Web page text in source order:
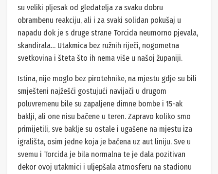
su veliki pljesak od gledatelja za svaku dobru
obrambenu reakciju, ali i za svaki solidan pokušaj u
napadu dok je s druge strane Torcida neumorno pjevala,
skandirala… Utakmica bez ružnih riječi, nogometna
svetkovina i šteta što ih nema više u našoj županiji.
Istina, nije moglo bez pirotehnike, na mjestu gdje su bili
smješteni najžešći gostujući navijači u drugom
poluvremenu bile su zapaljene dimne bombe i 15-ak
baklji, ali one nisu bačene u teren. Zapravo koliko smo
primijetili, sve baklje su ostale i ugašene na mjestu iza
igrališta, osim jedne koja je bačena uz aut liniju. Sve u
svemu i Torcida je bila normalna te je dala pozitivan
dekor ovoj utakmici i uljepšala atmosferu na stadionu